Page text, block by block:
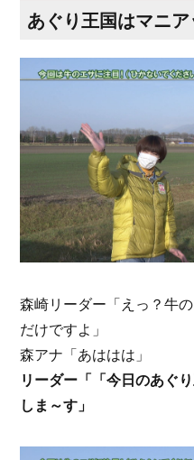
あぐり王国はマニア
森崎リーダー「えっ？牛
だけですよ」
森アナ「あははは」
リーダー「「今日のあぐ
しま～す」